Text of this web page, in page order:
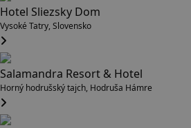
Hotel Sliezsky Dom
Vysoké Tatry, Slovensko
Salamandra Resort & Hotel
Horný hodrušský tajch, Hodruša Hámre